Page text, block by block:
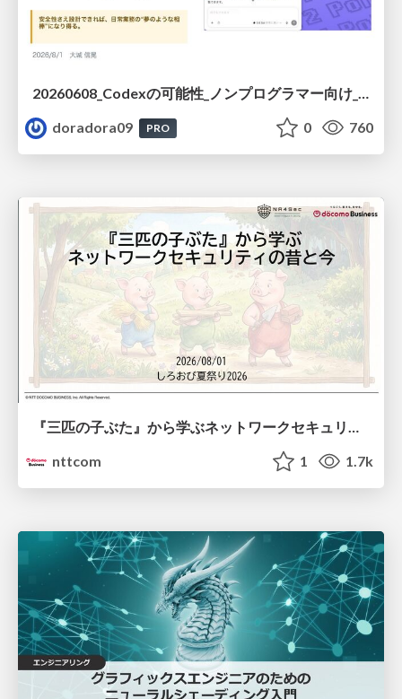
20260608_Codexの可能性_ノンプログラマー向け_大城追記
doradora09
PRO 0 760
『三匹の子ぶた』から学ぶネットワークセキュリティの昔と今 / Network Security: Then and Now Through the Lens of The Three Little Pigs
nttcom
1 1.7k